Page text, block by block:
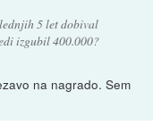
5 let dobival
izgubil 400.000?
na nagrado. Sem